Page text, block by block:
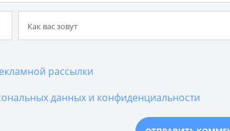
рассылки
данных и конфиденциальности